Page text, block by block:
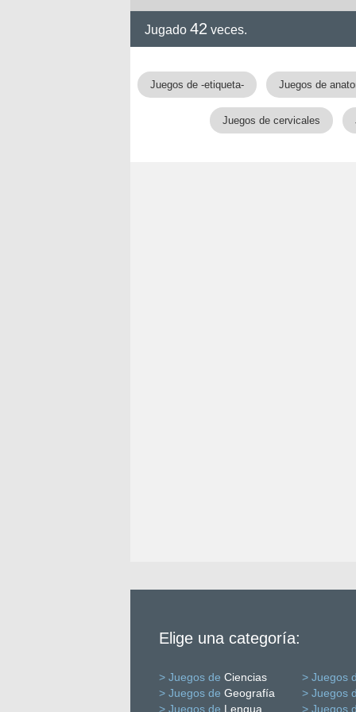
Jugado 42 veces.
Juegos de -etiqueta- Juegos de
Juegos de cervicales
Elige una categoría:
> Juegos de Ciencias
> Juegos
> Juegos de Geografía
> Juegos
> Juegos de Lengua > Juegos